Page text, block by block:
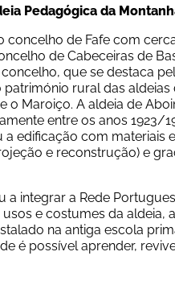
Pedagógica da
de Fafe com
de Cabeceiras de
que se destaca
património rural das
o Maroiço. A aldeia de
entre os anos 1923/
edificação com materiais
e reconstrução) e
a integrar a Rede
e costumes da aldeia,
na antiga escola
é possível aprender,